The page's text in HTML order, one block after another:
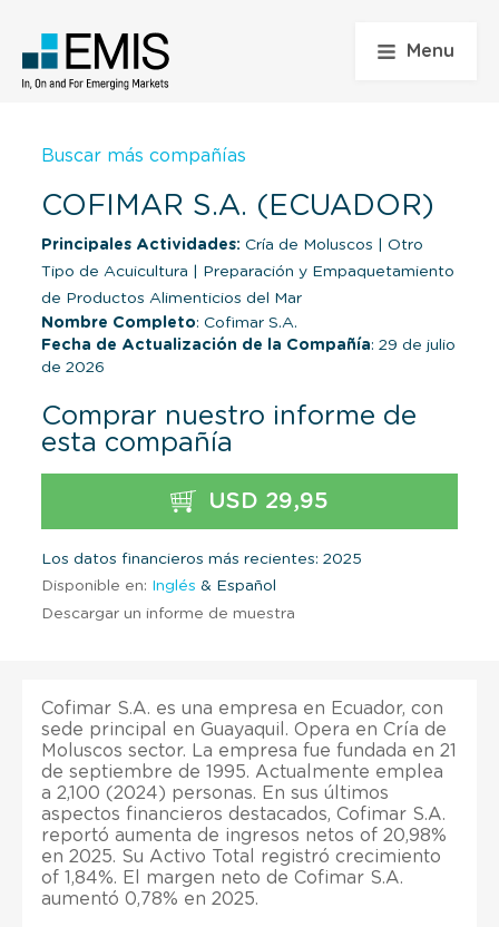
Menu
Buscar más compañías
COFIMAR S.A. (ECUADOR)
Principales Actividades: Cría de Moluscos
Otro
Tipo de Acuicultura
Preparación y Empaquetamiento
de Productos Alimenticios del Mar
Nombre Completo: Cofimar S.A.
Fecha de Actualización de la Compañía: 29 de julio
de 2026
Comprar nuestro informe de
esta compañía
USD 29,95
Los datos financieros más recientes: 2025
Disponible en: Inglés & Español
Descargar un informe de muestra
Cofimar S.A. es una empresa en Ecuador, con
sede principal en Guayaquil. Opera en Cría de
Moluscos sector. La empresa fue fundada en 21
de septiembre de 1995. Actualmente emplea
a 2,100 (2024) personas. En sus últimos
aspectos financieros destacados, Cofimar S.A.
reportó aumenta de ingresos netos of 20,98%
en 2025. Su Activo Total registró crecimiento
of 1,84%. El margen neto de Cofimar S.A.
aumentó 0,78% en 2025.